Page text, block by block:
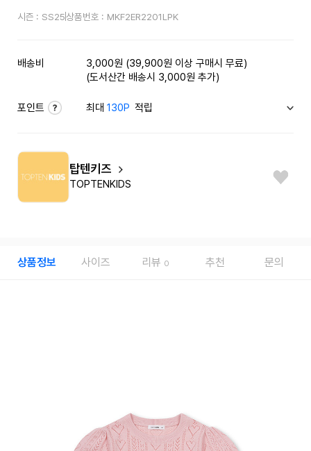
시즌 : SS25상품번호 : MKF2ER2201LPK
배송비
3,000원 (39,900원 이상 구매시 무료)
(도서산간 배송시 3,000원 추가)
포인트 최대130P 적립
탑텐키즈
TOPTENKIDS
상품정보 사이즈 리뷰 0 추천 문의